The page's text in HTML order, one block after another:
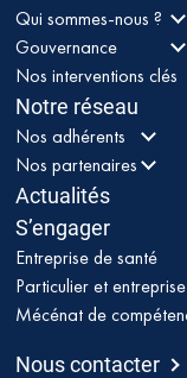
Qui sommes-nous ?
Gouvernance
Nos interventions clés
Notre réseau
Nos adhérents
Nos partenaires
Actualités
S’engager
Entreprise de santé
Particulier et entreprise
Mécénat de
Nous contacter